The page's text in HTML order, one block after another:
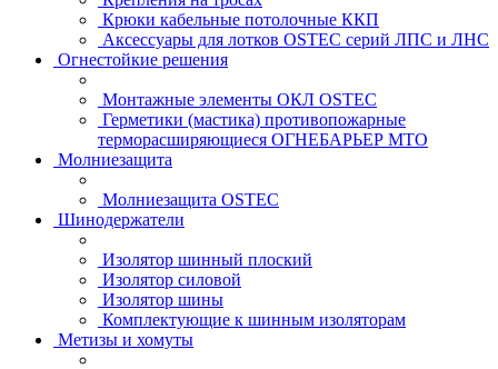
Крюки кабельные потолочные ККП
Аксессуары для лотков OSTEC серий ЛПС и ЛНС
Огнестойкие решения
Монтажные элементы ОКЛ OSTEC
Герметики (мастика) противопожарные
терморасширяющиеся ОГНЕБАРЬЕР МТО
Молниезащита
Молниезащита OSTEC
Шинодержатели
Изолятор шинный плоский
Изолятор силовой
Изолятор шины
Комплектующие к шинным изоляторам
Метизы и хомуты